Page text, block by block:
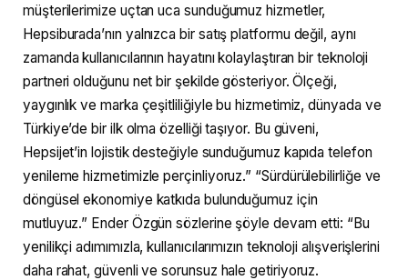
müşterilerimize uçtan uca sunduğumuz hizmetler,
Hepsiburada’nın yalnızca bir satış platformu değil, aynı
zamanda kullanıcılarının hayatını kolaylaştıran bir teknoloji
partneri olduğunu net bir şekilde gösteriyor. Ölçeği,
yaygınlık ve marka çeşitliliğiyle bu hizmetimiz, dünyada ve
Türkiye’de bir ilk olma özelliği taşıyor. Bu güveni,
Hepsijet’in lojistik desteğiyle sunduğumuz kapıda telefon
yenileme hizmetimizle perçinliyoruz.” “Sürdürülebilirliğe ve
döngüsel ekonomiye katkıda bulunduğumuz için
mutluyuz.” Ender Özgün sözlerine şöyle devam etti: “Bu
yenilikçi adımımızla, kullanıcılarımızın teknoloji alışverişlerini
daha rahat, güvenli ve sorunsuz hale getiriyoruz.